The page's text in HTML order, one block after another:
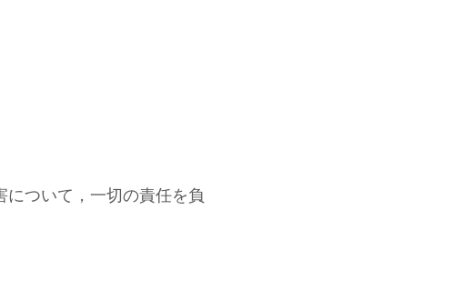
ついて，一切の責任を負